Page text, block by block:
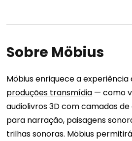
Sobre Möbius
Möbius enriquece a
produções transmídia — como
audiolivros 3D com camadas
para narração, paisagens
trilhas sonoras. Möbius